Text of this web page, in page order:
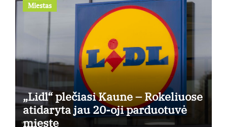
Miestas
„Lidl“ plečiasi Kaune – Rokeliuose
atidaryta jau 20-oji parduotuvė
mieste